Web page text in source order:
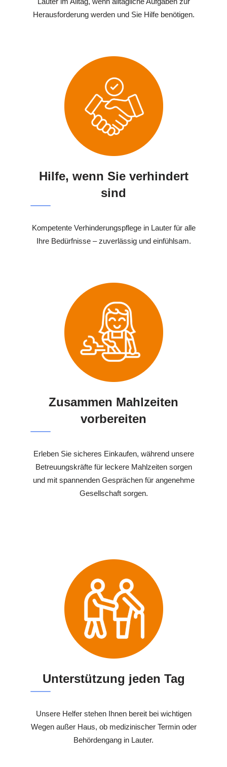
Herausforderung werden und Sie Hilfe benötigen.
Hilfe, wenn Sie verhindert
sind
Kompetente Verhinderungspflege in Lauter für alle
Ihre Bedürfnisse – zuverlässig und einfühlsam.
Zusammen Mahlzeiten
vorbereiten
Erleben Sie sicheres Einkaufen, während unsere
Betreuungskräfte für leckere Mahlzeiten sorgen
und mit spannenden Gesprächen für angenehme
Gesellschaft sorgen.
Unterstützung jeden Tag
Unsere Helfer stehen Ihnen bereit bei wichtigen
Wegen außer Haus, ob medizinischer Termin oder
Behördengang in Lauter.